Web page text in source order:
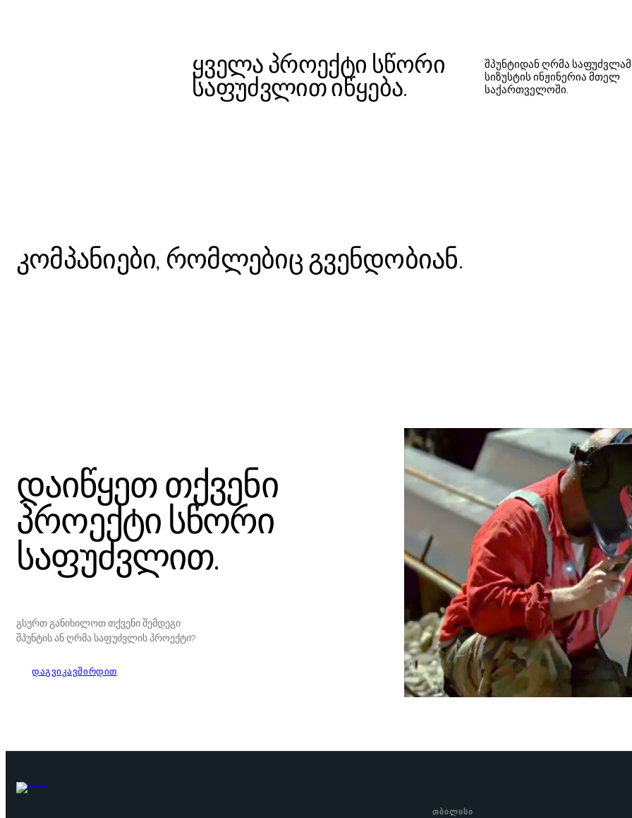
ყველა პროექტი სწორი
საფუძვლით იწყება.
შპუნტიდან ღრმა
სიზუსტის ინჟინერია მთელ
საქართველოში.
კომპანიები, რომლებიც გვენდობიან.
SOLID
VISION
დაიწყეთ თქვენი
პროექტი სწორი
საფუძვლით.
გსურთ განიხილოთ თქვენი შემდეგი
შპუნტის ან ღრმა საფუძვლის პროექტი?
ᲓᲐᲒᲕᲘᲙᲐᲕᲨᲘᲠᲓᲘᲗ
ᲗᲑᲘᲚᲘᲡᲘ